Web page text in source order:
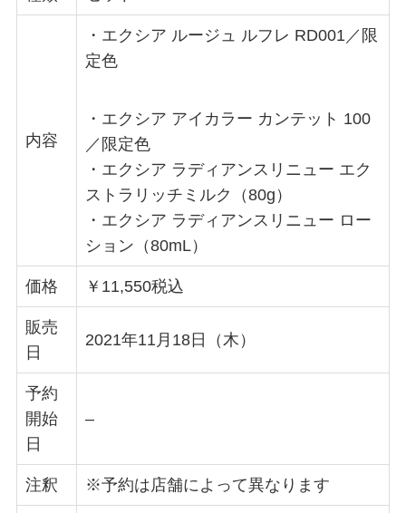
内容
・エクシア ルージュ ルフレ RD001／限
定色
・エクシア アイカラー カンテット 100
／限定色
・エクシア ラディアンスリニュー エク
ストラリッチミルク（80g）
・エクシア ラディアンスリニュー ロー
ション（80mL）
価格 ￥11,550税込
販売
日
2021年11月18日（木）
予約
開始
日
–
注釈 ※予約は店舗によって異なります